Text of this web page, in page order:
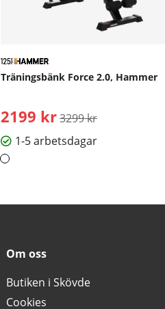
Träningsbänk Force 2.0, Hammer
2199 kr Ordinarie pris:
3299 kr
1-5 arbetsdagar
Om oss
Butiken i Skövde
Cookies